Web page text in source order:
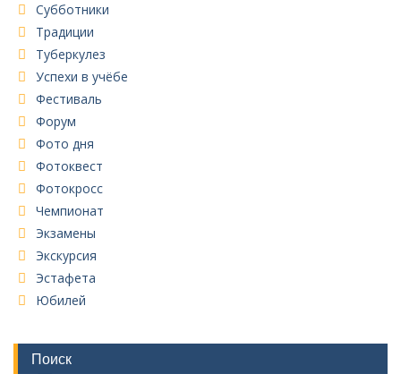
Субботники
Традиции
Туберкулез
Успехи в учёбе
Фестиваль
Форум
Фото дня
Фотоквест
Фотокросс
Чемпионат
Экзамены
Экскурсия
Эстафета
Юбилей
Поиск